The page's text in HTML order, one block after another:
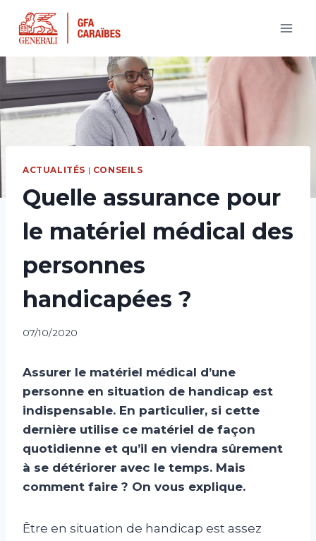
contenu
ACTUALITÉS | CONSEILS
Quelle assurance pour
le matériel médical des
personnes
handicapées ?
07/10/2020
Assurer le matériel médical d’une
personne en situation de handicap est
indispensable. En particulier, si cette
dernière utilise ce matériel de façon
quotidienne et qu’il en viendra sûrement
à se détériorer avec le temps. Mais
comment faire ? On vous explique.
Être en situation de handicap est assez